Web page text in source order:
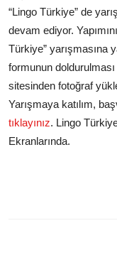
“Lingo Türkiye” de
devam ediyor.
Türkiye” yarışmasına
formunun
sitesinden fotoğraf
Yarışmaya katılım,
tıklayınız. Lingo
Ekranlarında.